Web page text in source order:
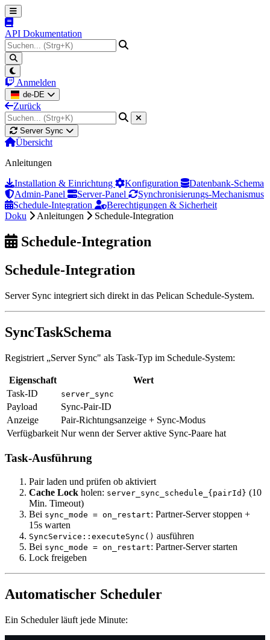
API Dokumentation
Anmelden
de-DE
Zurück
Server Sync
Übersicht
Anleitungen
Installation & Einrichtung
Konfiguration
Datenbank-Schema
Admin-Panel
Server-Panel
Synchronisierungs-Mechanismus
Schedule-Integration
Berechtigungen & Sicherheit
Doku
Anleitungen Schedule-Integration
Schedule-Integration
Schedule-Integration
Server Sync integriert sich direkt in das Pelican Schedule-System.
SyncTaskSchema
Registriert „Server Sync" als Task-Typ im Schedule-System:
Eigenschaft
Wert
Task-ID
server_sync
Payload
Sync-Pair-ID
Anzeige
Pair-Richtungsanzeige + Sync-Modus
Verfügbarkeit Nur wenn der Server aktive Sync-Paare hat
Task-Ausführung
Pair laden und prüfen ob aktiviert
Cache Lock holen: server_sync_schedule_{pairId} (10
Min. Timeout)
Bei sync_mode = on_restart: Partner-Server stoppen +
15s warten
SyncService::executeSync() ausführen
Bei sync_mode = on_restart: Partner-Server starten
Lock freigeben
Automatischer Scheduler
Ein Scheduler läuft jede Minute: